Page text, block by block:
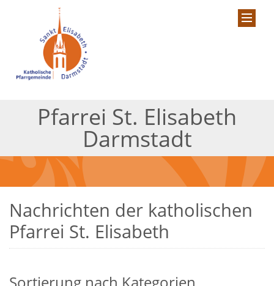
Pfarrei St. Elisabeth
Darmstadt
Nachrichten der katholischen
Pfarrei St. Elisabeth